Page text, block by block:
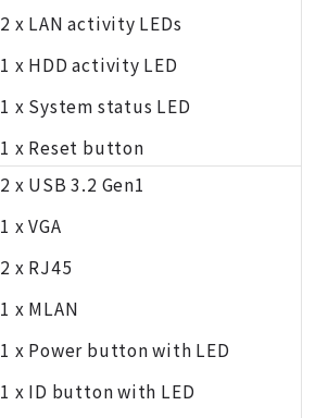
2 x LAN activity LEDs
1 x HDD activity LED
1 x System status LED
1 x Reset button
2 x USB 3.2 Gen1
1 x VGA
2 x RJ45
1 x MLAN
1 x Power button with LED
1 x ID button with LED